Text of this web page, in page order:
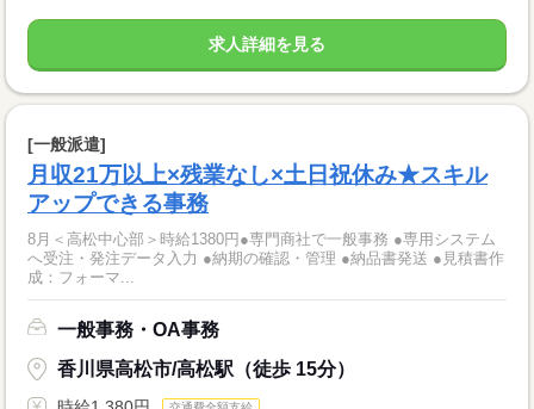
求人詳細を見る
[一般派遣]
月収21万以上×残業なし×土日祝休み★スキル
アップできる事務
8月＜高松中心部＞時給1380円●専門商社で一般事務 ●専用システム
へ受注・発注データ入力 ●納期の確認・管理 ●納品書発送 ●見積書作
成：フォーマ...
一般事務・OA事務
香川県高松市/高松駅（徒歩 15分）